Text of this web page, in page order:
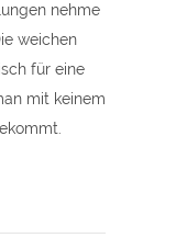
nehme
weichen
für eine
mit keinem